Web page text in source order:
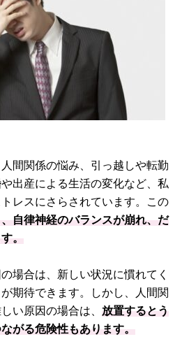
間関係の悩み、引っ越しや転勤
出産による生活の変化など、私
レスにさらされています。この
自律神経のバランスが崩れ、だ
。
場合は、新しい状況に慣れてく
期待できます。しかし、人間関
い原因の場合は、 放置するとう
がる危険性もあります。